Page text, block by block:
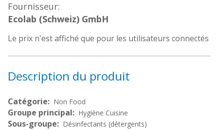
Fournisseur:
Ecolab (Schweiz) GmbH
Le prix n'est affiché que pour les utilisateurs connectés
Description du produit
Catégorie: Non Food
Groupe principal: Hygiène Cuisine
Sous-groupe: Désinfectants (détergents)